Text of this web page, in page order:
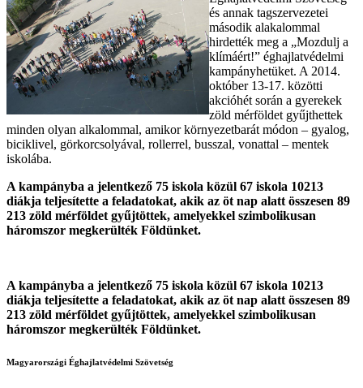
és annak tagszervezetei
második alakalommal
hirdették meg a „Mozdulj a
klímáért!” éghajlatvédelmi
kampányhetüket. A 2014.
október 13-17. közötti
akcióhét során a gyerekek
zöld mérföldet gyűjthettek
minden olyan alkalommal, amikor környezetbarát módon – gyalog,
biciklivel, görkorcsolyával, rollerrel, busszal, vonattal – mentek
iskolába.
A kampányba a jelentkező 75 iskola közül 67 iskola 10213
diákja teljesítette a feladatokat, akik az öt nap alatt összesen 89
213 zöld mérföldet gyűjtöttek, amelyekkel szimbolikusan
háromszor megkerülték Földünket.
A kampányba a jelentkező 75 iskola közül 67 iskola 10213
diákja teljesítette a feladatokat, akik az öt nap alatt összesen 89
213 zöld mérföldet gyűjtöttek, amelyekkel szimbolikusan
háromszor megkerülték Földünket.
Magyarországi Éghajlatvédelmi Szövetség